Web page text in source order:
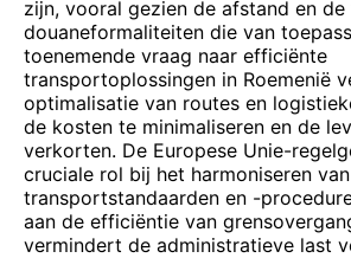
zijn, vooral gezien de afstand en de
douaneformaliteiten die van
toenemende vraag naar efficiënte
transportoplossingen in Roemenië
optimalisatie van routes en
de kosten te minimaliseren en de
verkorten. De Europese Unie-
cruciale rol bij het harmoniseren van
transportstandaarden en -
aan de efficiëntie van
vermindert de administratieve last